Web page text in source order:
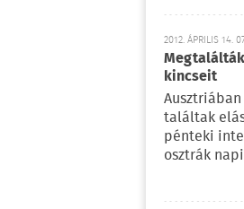
2012. ÁPRILIS 14.
kincseit
találtak
pénteki
osztrák